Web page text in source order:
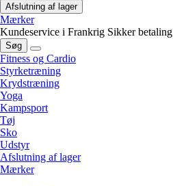
Afslutning af lager
Mærker
Kundeservice i Frankrig Sikker betaling
Søg
Fitness og Cardio
Styrketræning
Krydstræning
Yoga
Kampsport
Tøj
Sko
Udstyr
Afslutning af lager
Mærker